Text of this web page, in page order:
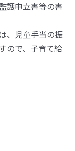
護申立書等の書
、児童手当の振
ので、子育て給